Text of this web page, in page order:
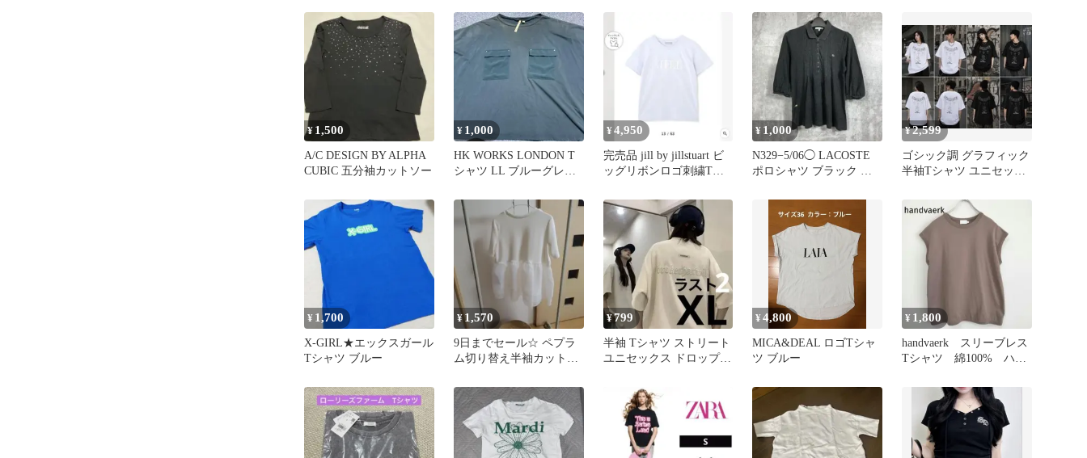
¥ 1,500
A/C DESIGN BY ALPHA
CUBIC 五分袖カットソー
¥ 1,000
HK WORKS LONDON T
シャツ LL ブルーグレ
¥4,950
完売品 jill by jillstuart ビ
ッグリボンロゴ刺繍Tシ
¥ 1,000
N329−5/06◯ LACOSTE
ポロシャツ ブラック 七
¥2,599
ゴシック調 グラフィック
半袖Tシャツ ユニセック
¥ 1,700
X-GIRL★エックスガール
Tシャツ ブルー
¥1,570
9日までセール☆ ペプラ
ム切り替え半袖カットソ
¥799
半袖 Tシャツ ストリート
ユニセックス ドロップシ
¥4,800
MICA&DEAL ロゴTシャ
ツ ブルー
¥ 1,800
handvaerk スリーブレス
Tシャツ 綿100% ハン